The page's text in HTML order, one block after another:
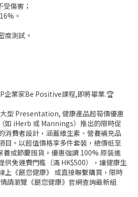
傷害；
。
度測試。
企業家Be Positive課程,即將畢業.🏆
型 Presentation, 健康產品超筍價優惠
如 iHerb 或 Mannings）推出的限時促
消費者設計，涵蓋維生素、營養補充品
目。以超值價格享多件套裝，總價低至
養或節慶囤貨。優惠強調 100% 原裝進
供免運費門檻（滿 HK$500），讓健康生
上《餸您健康》 或直接聯繫購買，限時
請瀏覽《餸您健康》官網查詢最新組